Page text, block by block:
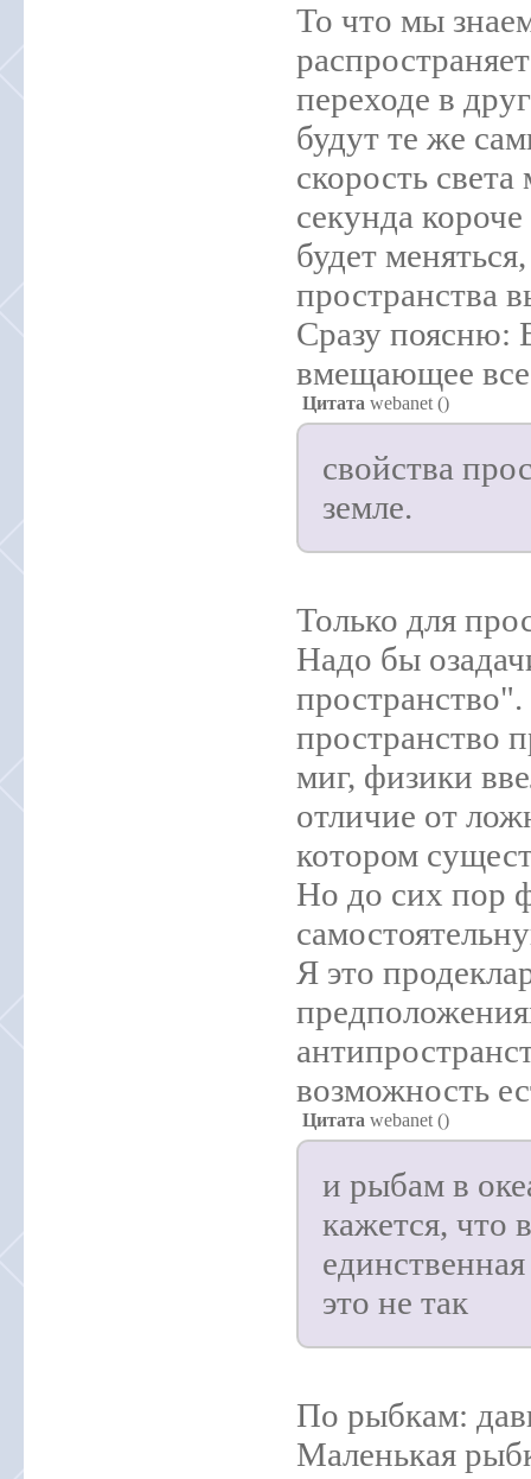
То что мы
переходе в
будут те же
скорость
секунда
будет
пространства
Сразу поясню:
вмещающее
Цитата webanet ()
свойства
земле.
Только для
Надо бы
пространство".
пространство
миг, физики
отличие от
котором
Но до сих пор
Я это
возможность
Цитата webanet ()
и рыбам в
кажется, что
это не так
По рыбкам:
Маленькая